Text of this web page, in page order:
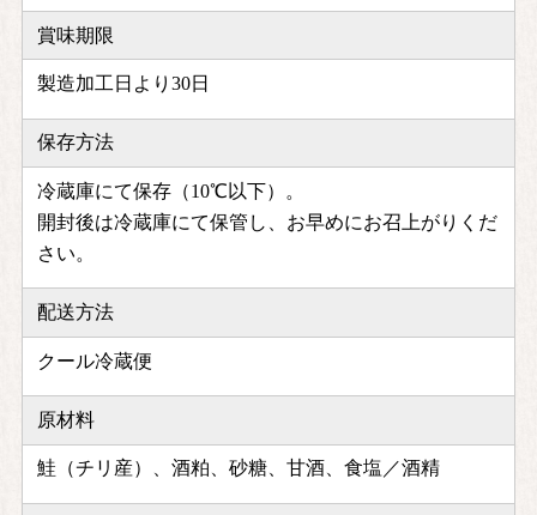
賞味期限
製造加工日より30日
保存方法
冷蔵庫にて保存（10℃以下）。
開封後は冷蔵庫にて保管し、お早めにお召上がりくだ
さい。
配送方法
クール冷蔵便
原材料
鮭（チリ産）、酒粕、砂糖、甘酒、食塩／酒精